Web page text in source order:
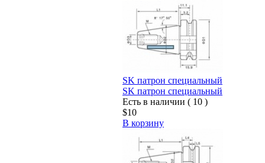
SK патрон специальный
SK патрон специальный
Есть в наличии ( 10 )
$10
В корзину